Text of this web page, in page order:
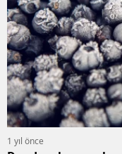
1 yıl önce